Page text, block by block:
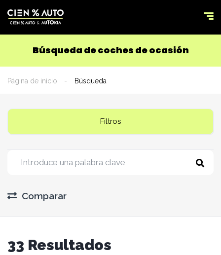
Búsqueda de coches de ocasión
Página de inicio Búsqueda
Filtros
Comparar
33 Resultados